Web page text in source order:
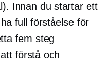
Innan du startar ett
full förståelse för
fem steg
förstå och